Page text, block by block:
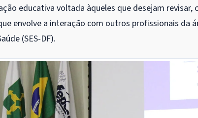
educativa voltada àqueles que desejam
envolve a interação com outros profissionais da
(SES-DF).